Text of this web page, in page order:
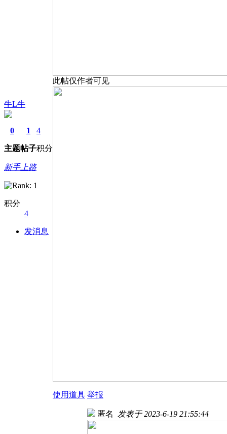
牛L牛
0
主题
1
帖子
4
积分
新手上路
积分
4
发消息
此帖仅作者可见
使用道具 举报
匿名 发表于 2023-6-19 21:55:44